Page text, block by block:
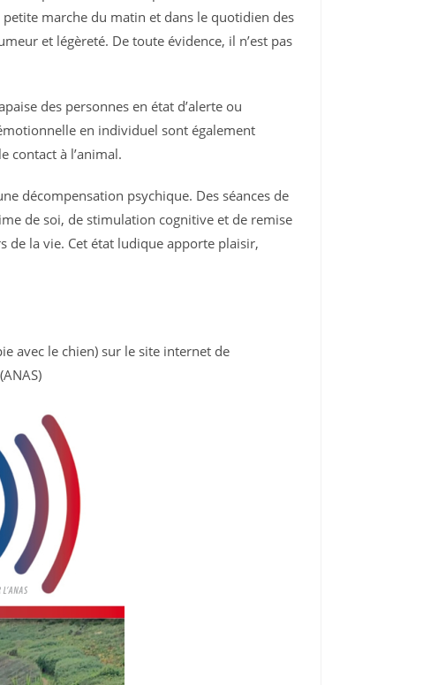
petite marche du matin et dans le quotidien des
et légèreté. De toute évidence, il n’est pas
des personnes en état d’alerte ou
en individuel sont également
contact à l’animal.
décompensation psychique. Des séances de
de soi, de stimulation cognitive et de remise
de la vie. Cet état ludique apporte plaisir,
avec le chien) sur le site internet de